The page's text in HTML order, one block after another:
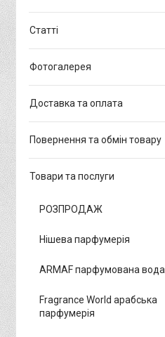
Статті
Фотогалерея
Доставка та оплата
Повернення та обмін товару
Товари та послуги
РОЗПРОДАЖ
Нішева парфумерія
ARMAF парфумована вода
Fragrance World арабська
парфумерія